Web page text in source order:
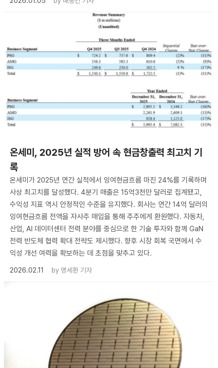
온세미, 2025년 실적 방어 속 현금창출력 최고치 기
록
온세미가 2025년 연간 실적에서 잉여현금흐름 마진 24%를 기록하며
사상 최고치를 달성했다. 4분기 매출은 15억3천만 달러로 집계됐고,
수익성 지표 역시 안정적인 수준을 유지했다. 회사는 연간 14억 달러의
잉여현금흐름 전액을 자사주 매입을 통해 주주에게 환원했다. 자동차,
산업, AI 데이터센터 전력 분야를 중심으로 한 기술 투자와 함께 GaN
전력 반도체 협력 확대 전략도 제시했다. 향후 시장 회복 국면에서 수
익성 개선 여력을 확보하는 데 초점을 맞추고 있다.
2026.02.11
by 명세환 기자